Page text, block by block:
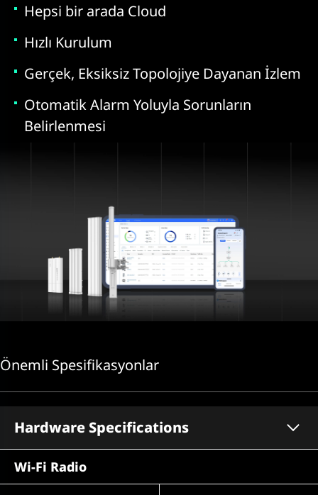
Hepsi bir arada Cloud
Hızlı Kurulum
Gerçek, Eksiksiz Topolojiye Dayanan İzleme
Otomatik Alarm Yoluyla Sorunların
Belirlenmesi
Önemli Spesifikasyonlar
Hardware Specifications
Wi-Fi Radio